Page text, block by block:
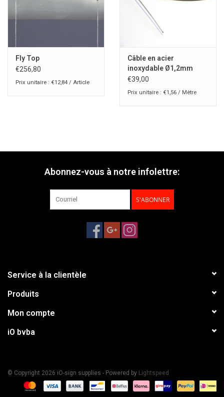
Fly Top
€256,80
Prix unitaire : €12,84 / Article
Câble en acier
inoxydable Ø1,2mm
€39,00
Prix unitaire : €1,56 / Mètre
Abonnez-vous à notre infolettre:
S'ABONNER
Service à la clientèle
Produits
Mon compte
iO bvba
© Copyright 2026 iO-sign supplies - Powered by Lightspeed